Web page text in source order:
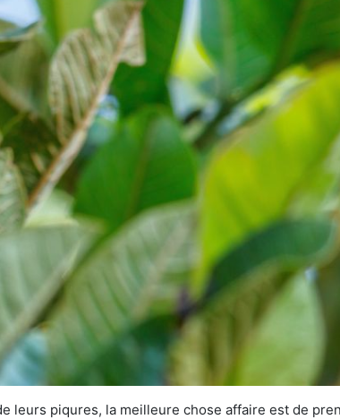
leurs piqures, la meilleure chose affaire est de